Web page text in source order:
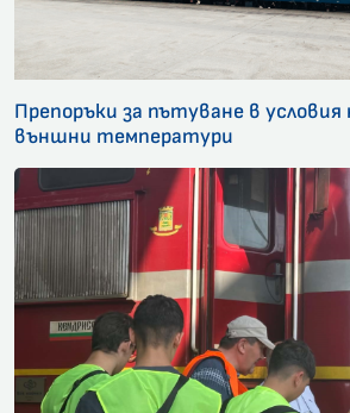
Препоръки за пътуване в условия
външни температури